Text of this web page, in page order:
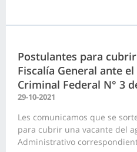
Postulantes para
Fiscalía General ante
Criminal Federal N° 3
29-10-2021
Les comunicamos que se
para cubrir una vacante del
Administrativo